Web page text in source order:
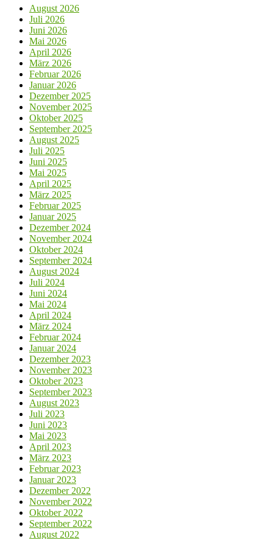
August 2026
Juli 2026
Juni 2026
Mai 2026
April 2026
März 2026
Februar 2026
Januar 2026
Dezember 2025
November 2025
Oktober 2025
September 2025
August 2025
Juli 2025
Juni 2025
Mai 2025
April 2025
März 2025
Februar 2025
Januar 2025
Dezember 2024
November 2024
Oktober 2024
September 2024
August 2024
Juli 2024
Juni 2024
Mai 2024
April 2024
März 2024
Februar 2024
Januar 2024
Dezember 2023
November 2023
Oktober 2023
September 2023
August 2023
Juli 2023
Juni 2023
Mai 2023
April 2023
März 2023
Februar 2023
Januar 2023
Dezember 2022
November 2022
Oktober 2022
September 2022
August 2022